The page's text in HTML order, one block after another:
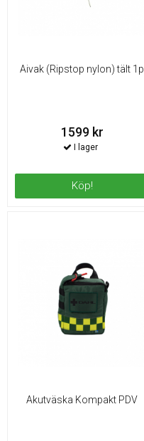
Aivak (Ripstop nylon) tält 1p
1599 kr
Köp!
Akutväska Kompakt PDV